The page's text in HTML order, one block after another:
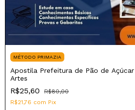
MÉTODO PRIMAZIA
Apostila Prefeitura de Pão de
Artes
R$25,60
R$80,00
R$21,76 com Pix